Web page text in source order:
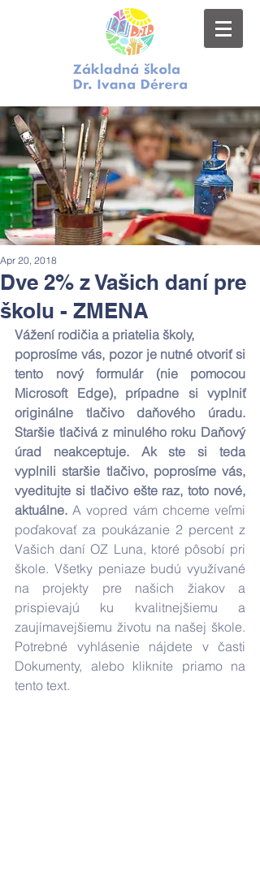
Dve 2% z Vašich daní pre
školu - ZMENA
Apr 20, 2018
Vážení rodičia a priatelia školy,
poprosíme vás, pozor je nutné otvoriť si
tento nový formulár (nie pomocou
Microsoft Edge), prípadne si vyplniť
originálne tlačivo daňového úradu.
Staršie tlačivá z minulého roku Daňový
úrad neakceptuje. Ak ste si teda
vyplnili staršie tlačivo, poprosíme vás,
vyeditujte si tlačivo ešte raz, toto nové,
aktuálne. A vopred vám chceme veľmi
poďakovať za poukázanie 2 percent z
Vašich daní OZ Luna, ktoré pôsobí pri
škole. Všetky peniaze budú využívané
na projekty pre našich žiakov a
prispievajú ku kvalitnejšiemu a
zaujímavejšiemu životu na našej škole.
Potrebné vyhlásenie nájdete v časti
Dokumenty, alebo kliknite priamo na
tento text.